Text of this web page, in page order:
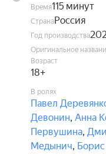
Время115 минут
СтранаРоссия
Год производства
Оригинальное
Возраст
18+
В ролях
Павел
Девонин, Анна
Первушина,
Медынич,